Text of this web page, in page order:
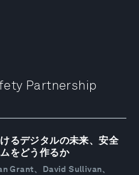
Partnership
るデジタルの未来、安全
をどう作るか
Grant、David Sullivan、